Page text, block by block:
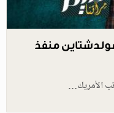
منفذ
الأمريك…